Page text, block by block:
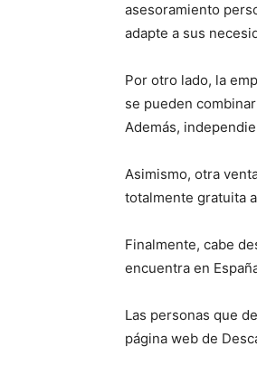
asesoramiento
adapte a sus
Por otro lado, la
se pueden
Además,
Asimismo, otra
totalmente gratuita
Finalmente, cabe
encuentra en
Las personas que
página web de